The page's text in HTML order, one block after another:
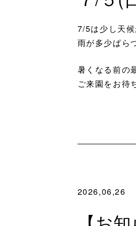
7/5は少し天候
雨が多少ぱら
暑くなる前の
ご来園をお待
2026,06,26